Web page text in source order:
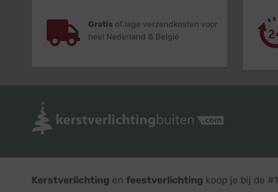
Gratis of lage verzendkosten voor
heel Nederland & België
Kerstverlichting en feestverlichting koop je bij de #1